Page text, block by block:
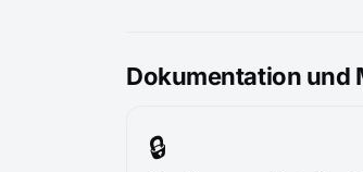
Dokumentation und
🔒